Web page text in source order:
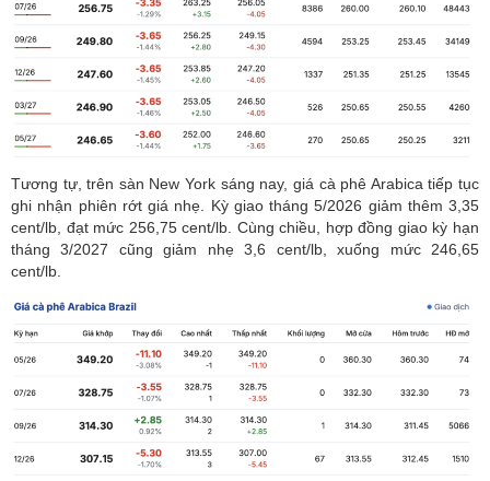
Tương tự, trên sàn New York sáng nay, giá cà phê Arabica tiếp tục
ghi nhận phiên rớt giá nhẹ. Kỳ giao tháng 5/2026 giảm thêm 3,35
cent/lb, đạt mức 256,75 cent/lb. Cùng chiều, hợp đồng giao kỳ hạn
tháng 3/2027 cũng giảm nhẹ 3,6 cent/lb, xuống mức 246,65
cent/lb.